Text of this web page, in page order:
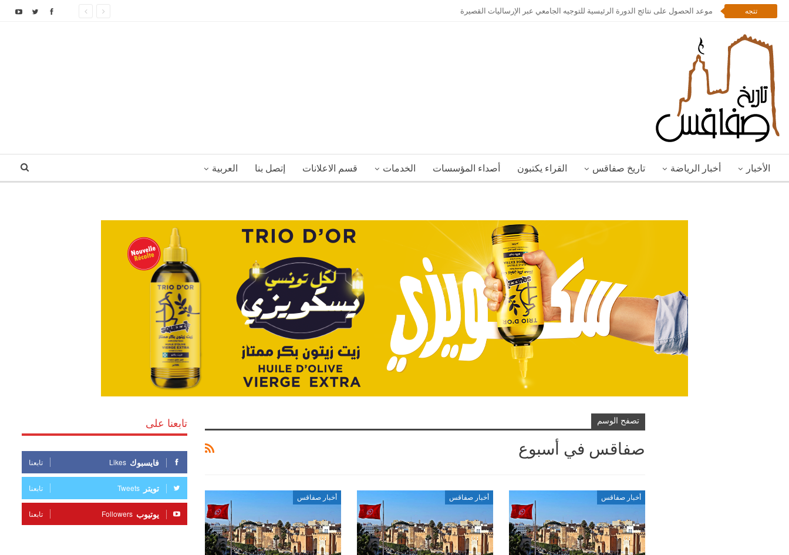
تتجه موعد الحصول على نتائج الدورة الرئيسية للتوجيه الجامعي عبر الإرساليات القصيرة
الأخبار أخبار الرياضة تاريخ صفاقس القراء يكتبون أصداء المؤسسات الخدمات قسم الاعلانات إتصل بنا العربية
تصفح الوسم
صفاقس في أسبوع
أخبار صفاقس أخبار صفاقس أخبار صفاقس
تابعنا على
فايسبوك Likes تابعنا
تويتر Tweets تابعنا
يوتيوب Followers تابعنا